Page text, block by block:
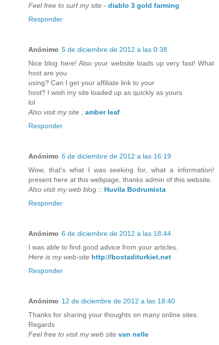
Feel free to surf my site - diablo 3 gold farming
Responder
Anónimo 5 de diciembre de 2012 a las 0:38
Nice blog here! Also your website loads up very fast! What
host are you
using? Can I get your affiliate link to your
host? I wish my site loaded up as quickly as yours
lol
Also visit my site ; amber leaf
Responder
Anónimo 6 de diciembre de 2012 a las 16:19
Wow, that's what I was seeking for, what a information!
present here at this webpage, thanks admin of this website.
Also visit my web blog :: Huvila Bodrumista
Responder
Anónimo 6 de diciembre de 2012 a las 18:44
I was able to find good advice from your articles.
Here is my web-site http://bostaditurkiet.net
Responder
Anónimo 12 de diciembre de 2012 a las 18:40
Thanks for sharing your thoughts on many online sites.
Regards
Feel free to visit my web site van nelle